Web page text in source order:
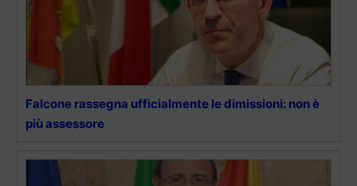
Falcone rassegna ufficialmente le dimissioni: non è
più assessore